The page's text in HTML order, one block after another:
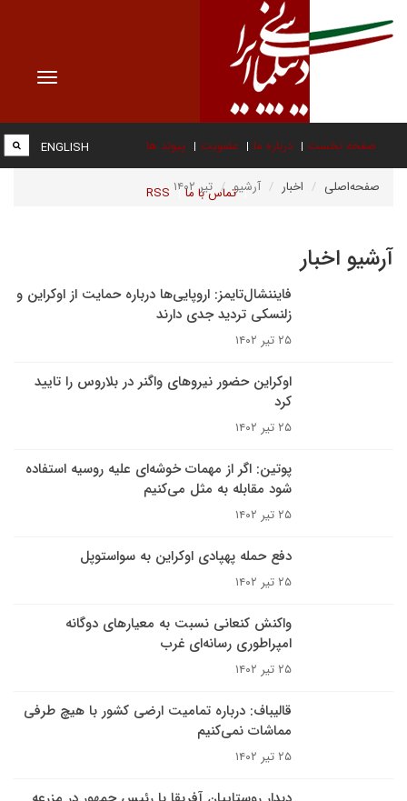
Toggle
صفحه نخست درباره ما عضویت پیوند ها
تماس با ما RSS
ENGLISH
صفحه‌اصلی اخبار آرشیو تیر ۱۴۰۲
آرشیو اخبار
فایننشال‌تایمز: اروپایی‌ها درباره حمایت از اوکراین و
زلنسکی تردید جدی دارند
۲۵ تیر ۱۴۰۲
اوکراین حضور نیروهای واگنر در بلاروس را تایید
کرد
۲۵ تیر ۱۴۰۲
پوتین: اگر از مهمات خوشه‌ای علیه روسیه استفاده
شود مقابله به مثل می‌کنیم
۲۵ تیر ۱۴۰۲
دفع حمله پهپادی اوکراین به سواستوپل
۲۵ تیر ۱۴۰۲
واکنش کنعانی نسبت به معیارهای دوگانه
امپراطوری رسانه‌ای غرب
۲۵ تیر ۱۴۰۲
قالیباف: درباره تمامیت ارضی کشور با هیچ طرفی
مماشات نمی‌کنیم
۲۵ تیر ۱۴۰۲